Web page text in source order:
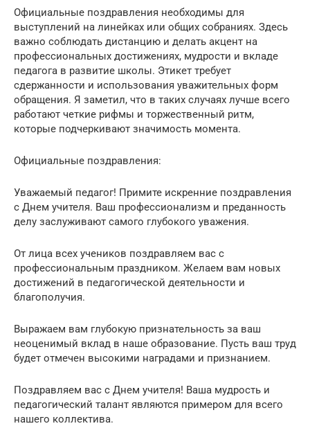
Официальные поздравления необходимы для
выступлений на линейках или общих собраниях. Здесь
важно соблюдать дистанцию и делать акцент на
профессиональных достижениях, мудрости и вкладе
педагога в развитие школы. Этикет требует
сдержанности и использования уважительных форм
обращения. Я заметил, что в таких случаях лучше всего
работают четкие рифмы и торжественный ритм,
которые подчеркивают значимость момента.
Официальные поздравления:
Уважаемый педагог! Примите искренние поздравления
с Днем учителя. Ваш профессионализм и преданность
делу заслуживают самого глубокого уважения.
От лица всех учеников поздравляем вас с
профессиональным праздником. Желаем вам новых
достижений в педагогической деятельности и
благополучия.
Выражаем вам глубокую признательность за ваш
неоценимый вклад в наше образование. Пусть ваш труд
будет отмечен высокими наградами и признанием.
Поздравляем вас с Днем учителя! Ваша мудрость и
педагогический талант являются примером для всего
нашего коллектива.